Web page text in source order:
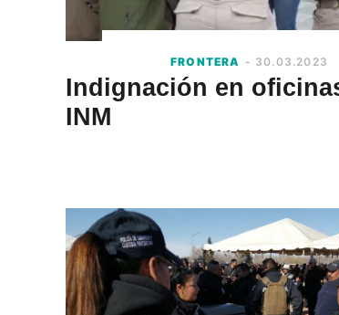
FRONTERA - 30.03.2023
Indignación en
INM